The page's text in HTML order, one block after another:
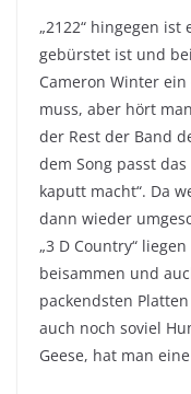
„2122“ hingegen ist
gebürstet ist und
Cameron Winter
muss, aber hört
der Rest der Band
dem Song passt
kaputt macht“. Da
dann wieder
„3 D Country“
beisammen und
packendsten
auch noch soviel
Geese, hat man